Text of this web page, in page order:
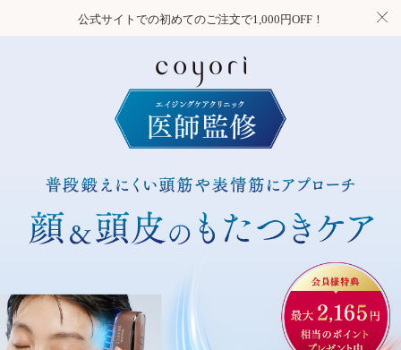
公式サイトでの初めてのご注文で1,000円OFF！